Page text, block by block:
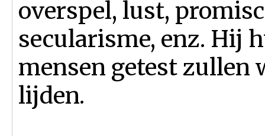
overspel, lust,
secularisme, enz. Hij
mensen getest zullen
lijden.